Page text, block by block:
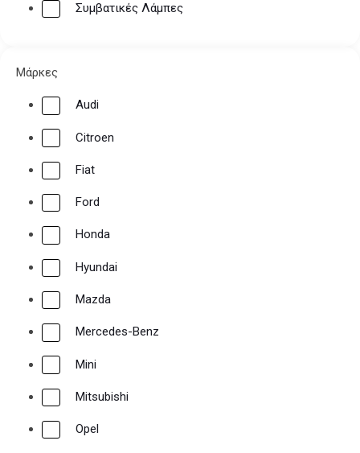
Συμβατικές Λάμπες
Μάρκες
Audi
Citroen
Fiat
Ford
Honda
Hyundai
Mazda
Mercedes-Benz
Mini
Mitsubishi
Opel